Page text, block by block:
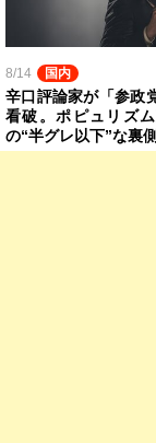
8/14 国内
辛口評論家が「参政
看破。ポピュリズ
の“半グレ以下”な裏側